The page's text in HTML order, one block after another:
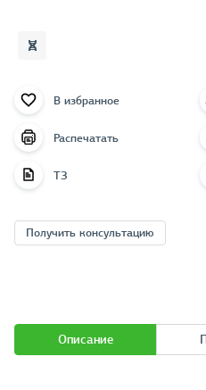
В избранное
Распечатать
ТЗ
Получить консультацию
Описание